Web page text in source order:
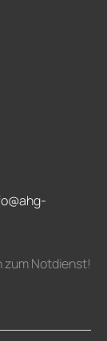
zum Notdienst!